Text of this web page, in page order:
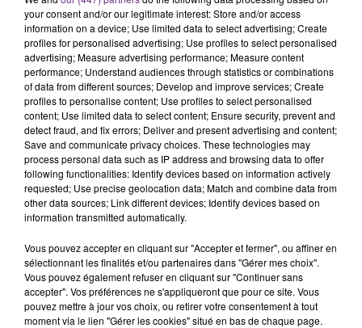
30 novembre 2020
DRAKE POURRAIT INCARNER BARACK
OBAMA AU CINÉMA
Obama aurait donné son accord pour que Drake
l'incarne dans un biopic.
your consent and/or our legitimate interest: Store and/or access
information on a device; Use limited data to select advertising; Create
profiles for personalised advertising; Use profiles to select personalised
advertising; Measure advertising performance; Measure content
performance; Understand audiences through statistics or combinations
of data from different sources; Develop and improve services; Create
profiles to personalise content; Use profiles to select personalised
content; Use limited data to select content; Ensure security, prevent and
detect fraud, and fix errors; Deliver and present advertising and content;
Save and communicate privacy choices. These technologies may
process personal data such as IP address and browsing data to offer
following functionalities: Identify devices based on information actively
requested; Use precise geolocation data; Match and combine data from
other data sources; Link different devices; Identify devices based on
information transmitted automatically.
Vous pouvez accepter en cliquant sur "Accepter et fermer", ou affiner en
sélectionnant les finalités et/ou partenaires dans "Gérer mes choix".
Vous pouvez également refuser en cliquant sur "Continuer sans
accepter". Vos préférences ne s'appliqueront que pour ce site. Vous
pouvez mettre à jour vos choix, ou retirer votre consentement à tout
moment via le lien "Gérer les cookies" situé en bas de chaque page.